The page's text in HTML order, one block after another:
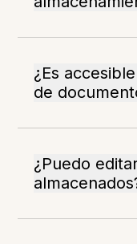
¿Es
de
¿Puedo